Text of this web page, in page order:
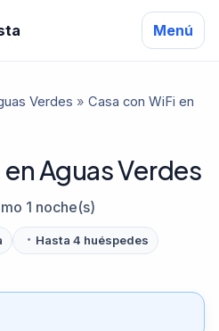
Menú
Verdes » Casa con WiFi en
Aguas Verdes
1 noche(s)
Hasta 4 huéspedes